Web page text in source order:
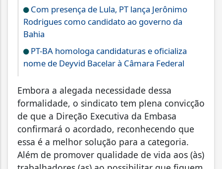
Com presença de Lula, PT lança Jerônimo
Rodrigues como candidato ao governo da
Bahia
PT-BA homologa candidaturas e oficializa
nome de Deyvid Bacelar à Câmara Federal
Embora a alegada necessidade dessa
formalidade, o sindicato tem plena convicção
de que a Direção Executiva da Embasa
confirmará o acordado, reconhecendo que
essa é a melhor solução para a categoria.
Além de promover qualidade de vida aos (às)